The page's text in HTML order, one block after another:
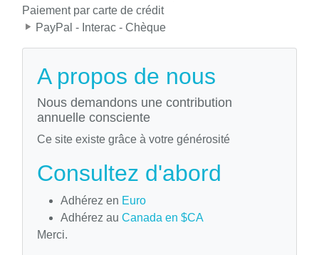
Paiement par carte de crédit
PayPal - Interac - Chèque
A propos de nous
Nous demandons une contribution
annuelle consciente
Ce site existe grâce à votre générosité
Consultez d'abord
Adhérez en Euro
Adhérez au Canada en $CA
Merci.